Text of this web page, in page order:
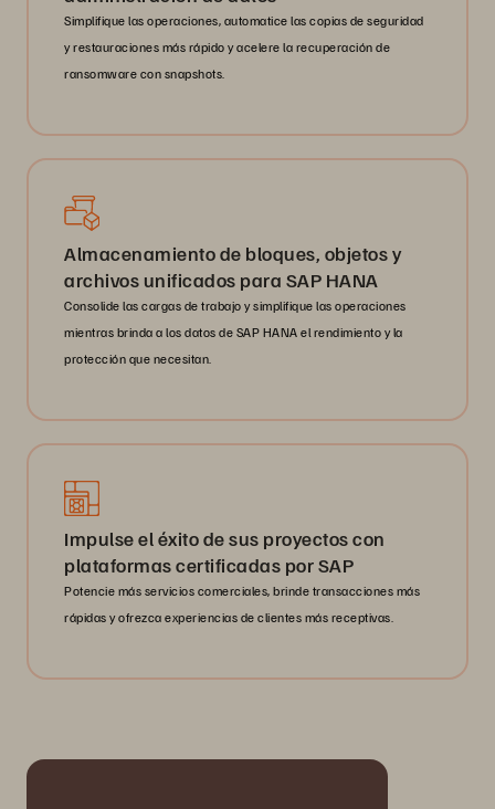
Simplifique las operaciones, automatice las copias de seguridad
y restauraciones más rápido y acelere la recuperación de
ransomware con snapshots.
Almacenamiento de bloques, objetos y
archivos unificados para SAP HANA
Consolide las cargas de trabajo y simplifique las operaciones
mientras brinda a los datos de SAP HANA el rendimiento y la
protección que necesitan.
Impulse el éxito de sus proyectos con
plataformas certificadas por SAP
Potencie más servicios comerciales, brinde transacciones más
rápidas y ofrezca experiencias de clientes más receptivas.